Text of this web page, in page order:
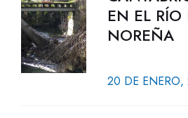
EN EL
NOREÑA
20 DE ENERO,